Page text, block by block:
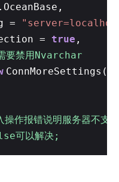
=
= true ,
要禁用Nvarchar
作报错说明服务器不支
可以解决;